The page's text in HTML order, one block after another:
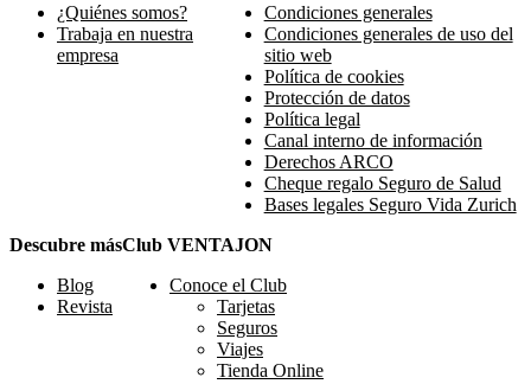
¿Quiénes somos?
Trabaja en nuestra
empresa
Condiciones generales
Condiciones generales de uso del
sitio web
Política de cookies
Protección de datos
Política legal
Canal interno de información
Derechos ARCO
Cheque regalo Seguro de Salud
Bases legales Seguro Vida Zurich
Descubre más
Blog
Revista
Club VENTAJON
Conoce el Club
Tarjetas
Seguros
Viajes
Tienda Online